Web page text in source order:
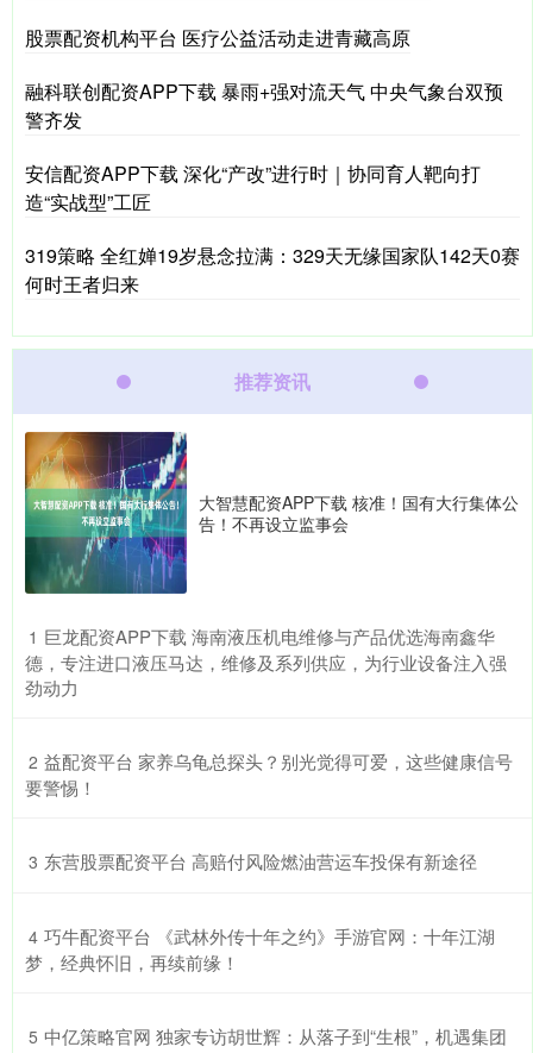
股票配资机构平台 医疗公益活动走进青藏高原
融科联创配资APP下载 暴雨+强对流天气 中央气象台双预
警齐发
安信配资APP下载 深化“产改”进行时｜协同育人靶向打
造“实战型”工匠
319策略 全红婵19岁悬念拉满：329天无缘国家队142天0赛
何时王者归来
推荐资讯
大智慧配资APP下载 核准！国有大行集体公
告！不再设立监事会
1 ​巨龙配资APP下载 海南液压机电维修与产品优选海南鑫华
德，专注进口液压马达，维修及系列供应，为行业设备注入强
劲动力
2 ​益配资平台 家养乌龟总探头？别光觉得可爱，这些健康信号
要警惕！
3 ​东营股票配资平台 高赔付风险燃油营运车投保有新途径
4 ​巧牛配资平台 《武林外传十年之约》手游官网：十年江湖
梦，经典怀旧，再续前缘！
5 ​中亿策略官网 独家专访胡世辉：从落子到“生根”，机遇集团